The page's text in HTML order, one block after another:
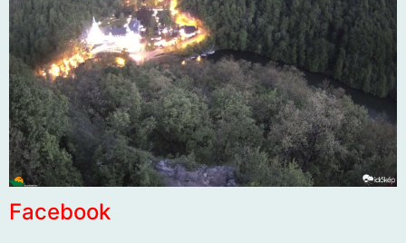
Facebook